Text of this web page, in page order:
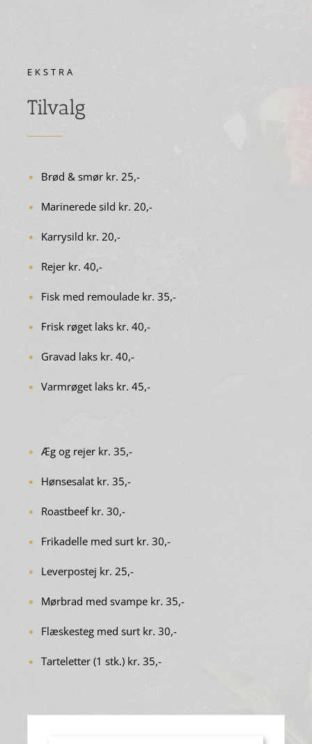
EKSTRA
Tilvalg
Brød & smør kr. 25,-
Marinerede sild kr. 20,-
Karrysild kr. 20,-
Rejer kr. 40,-
Fisk med remoulade kr. 35,-
Frisk røget laks kr. 40,-
Gravad laks kr. 40,-
Varmrøget laks kr. 45,-
Æg og rejer kr. 35,-
Hønsesalat kr. 35,-
Roastbeef kr. 30,-
Frikadelle med surt kr. 30,-
Leverpostej kr. 25,-
Mørbrad med svampe kr. 35,-
Flæskesteg med surt kr. 30,-
Tarteletter (1 stk.) kr. 35,-